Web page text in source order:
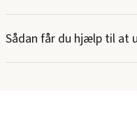
Sådan får du hjælp til at